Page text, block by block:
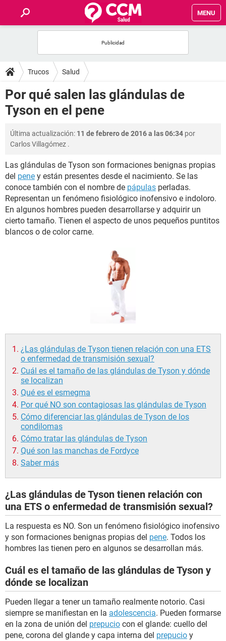
MENU
FOROS
SALUD
FAMILIA
NUTRICIÓN
BIENESTAR
SEXUALIDAD
GLOSARIO
Trucos Salud
Por qué salen las glándulas de
Tyson en el pene
Última actualización: 11 de febrero de 2016 a las 06:34 por
Carlos Villagómez .
Las glándulas de Tyson son formaciones benignas propias
del pene y están presentes desde el nacimiento. Se las
conoce también con el nombre de pápulas perladas.
Representan un fenómeno fisiológico inofensivo e indoloro.
En algunos hombres pueden desarrollarse y adquirir un
cierto tamaño. Tienen el aspecto de unos pequeños puntitos
blancos o de color carne.
¿Las glándulas de Tyson tienen relación con una ETS
o enfermedad de transmisión sexual?
Cuál es el tamaño de las glándulas de Tyson y dónde
se localizan
Qué es el esmegma
Por qué NO son contagiosas las glándulas de Tyson
Cómo diferenciar las glándulas de Tyson de los
condilomas
Cómo tratar las glándulas de Tyson
Qué son las manchas de Fordyce
Saber más
¿Las glándulas de Tyson tienen relación con
una ETS o enfermedad de transmisión sexual?
La respuesta es NO. Son un fenómeno fisiológico inofensivo
y son formaciones benignas propias del pene. Todos los
hombres las tienen pero en algunos se desarrollan más.
Cuál es el tamaño de las glándulas de Tyson y
dónde se localizan
Pueden llegar a tener un tamaño realmente notorio. Casi
siempre se manifiestan en la adolescencia. Pueden formarse
en la zona de unión del prepucio con el glande: cuello del
pene, corona del glande y capa interna del prepucio y